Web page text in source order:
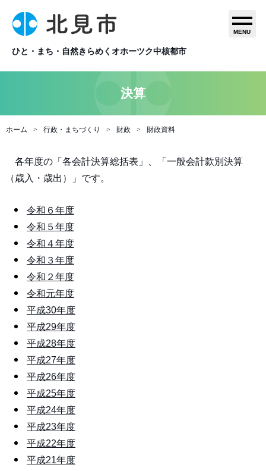
ひと・まち・自然きらめくオホーツク中核都市
MENU
決算
ホーム 行政・まちづくり 財政 財政資料
各年度の「各会計決算総括表」、「一般会計款別決算
（歳入・歳出）」です。
令和６年度
令和５年度
令和４年度
令和３年度
令和２年度
令和元年度
平成30年度
平成29年度
平成28年度
平成27年度
平成26年度
平成25年度
平成24年度
平成23年度
平成22年度
平成21年度